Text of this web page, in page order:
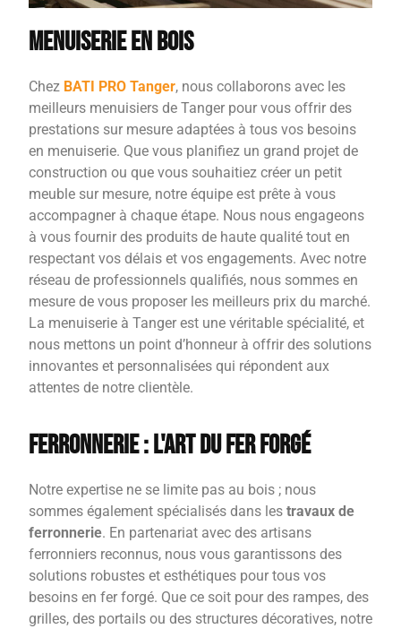
Menuiserie en Bois
Chez BATI PRO Tanger, nous collaborons avec les
meilleurs menuisiers de Tanger pour vous offrir des
prestations sur mesure adaptées à tous vos besoins
en menuiserie. Que vous planifiez un grand projet de
construction ou que vous souhaitiez créer un petit
meuble sur mesure, notre équipe est prête à vous
accompagner à chaque étape. Nous nous engageons
à vous fournir des produits de haute qualité tout en
respectant vos délais et vos engagements. Avec notre
réseau de professionnels qualifiés, nous sommes en
mesure de vous proposer les meilleurs prix du marché.
La menuiserie à Tanger est une véritable spécialité, et
nous mettons un point d’honneur à offrir des solutions
innovantes et personnalisées qui répondent aux
attentes de notre clientèle.
Ferronnerie : L'Art du Fer Forgé
Notre expertise ne se limite pas au bois ; nous
sommes également spécialisés dans les travaux de
ferronnerie. En partenariat avec des artisans
ferronniers reconnus, nous vous garantissons des
solutions robustes et esthétiques pour tous vos
besoins en fer forgé. Que ce soit pour des rampes, des
grilles, des portails ou des structures décoratives, notre